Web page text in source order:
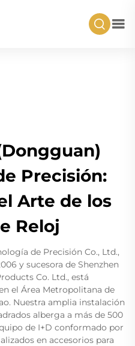
Precisión:
Arte de los
Reloj
de Precisión Co., Ltd.,
y sucesora de Shenzhen
Co. Ltd., está
el Área Metropolitana de
Nuestra amplia instalación
alberga a más de 500
de I+D conformado por
en accesorios para